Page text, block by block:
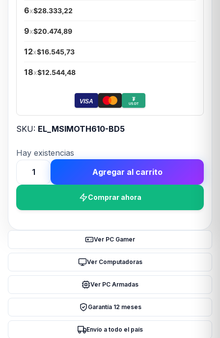
6x$28.333,22
9x$20.474,89
12x$16.545,73
18x$12.544,48
VISA ₮
USDT
SKU: EL_MSIMOTH610-BD5
Hay existencias
Motherboard
MSI
1700
cantidad
Agregar al carrito
Comprar ahora
Ver PC Gamer
Ver Computadoras
Ver PC Armadas
Garantía 12 meses
Envío a todo el país